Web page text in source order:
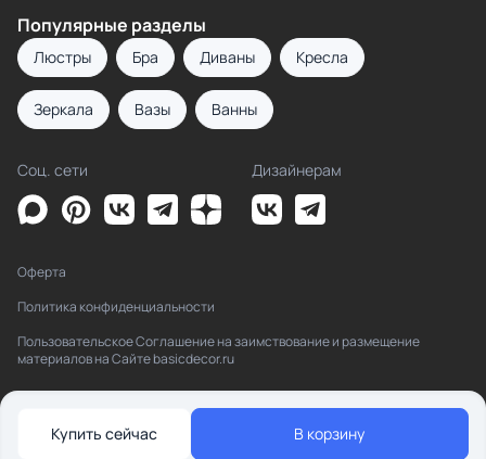
Купить сейчас В корзину
Популярные разделы
Люстры Бра Диваны Кресла
Зеркала Вазы Ванны
Соц. сети Дизайнерам
Оферта
Политика конфиденциальности
Пользовательское Соглашение на заимствование и размещение
материалов на Сайте basicdecor.ru